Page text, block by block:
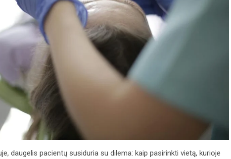
daugelis pacientų susiduria su dilema: kaip pasirinkti vietą, kurioje